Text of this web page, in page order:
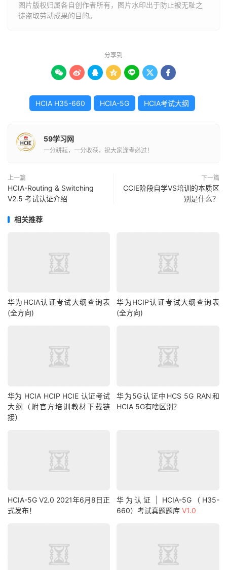
图片版权归属各自创作者所有，图片水印出于防止被无耻之
徒盗取劳动成果的目的。
分享到
      
HCIA H35-660 HCIA-5G HCIA考试大纲
59学习网
一分耕耘，一分收获，祝大家逢考必过！
上一篇
HCIA-Routing & Switching
V2.5 考试认证介绍
下一篇
CCIE阶段自学VS培训的本质区
别是什么？
相关推荐
华为HCIA认证考试大纲查询表
(全方向)
华为HCIP认证考试大纲查询表
(全方向)
华为 HCIA HCIP HCIE 认证考试
大纲（附官方培训教材下载链
接）
华为5G认证中HCS 5G RAN和
HCIA 5G有啥区别？
HCIA-5G V2.0 2021年6月8日正
式发布！
华为认证 | HCIA-5G（H35-
660）考试真题题库V1.0